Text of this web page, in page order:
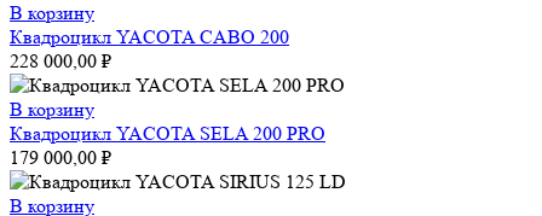
В корзину
Квадроцикл YACOTA CABO 200
228 000,00 ₽
В корзину
Квадроцикл YACOTA SELA 200 PRO
179 000,00 ₽
В корзину